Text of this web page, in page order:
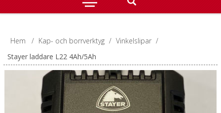
Hem / Kap- och borrverktyg / Vinkelslipar /
Stayer laddare L22 4Ah/5Ah